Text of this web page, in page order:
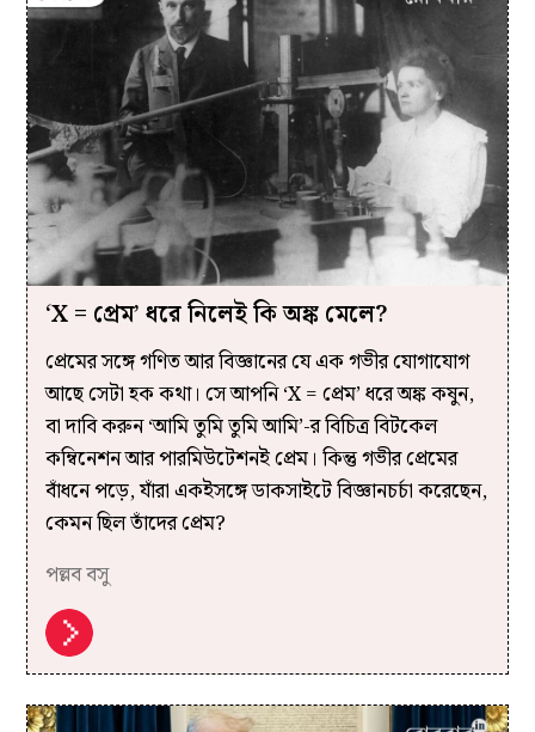
‘X = প্রেম’ ধরে নিলেই কি অঙ্ক মেলে?
প্রেমের সঙ্গে গণিত আর বিজ্ঞানের যে এক গভীর যোগাযোগ
আছে সেটা হক কথা। সে আপনি ‘X = প্রেম’ ধরে অঙ্ক কষুন,
বা দাবি করুন ‘আমি তুমি তুমি আমি’-র বিচিত্র বিটকেল
কম্বিনেশন আর পারমিউটেশনই প্রেম। কিন্তু গভীর প্রেমের
বাঁধনে পড়ে, যাঁরা একইসঙ্গে ডাকসাইটে বিজ্ঞানচর্চা করেছেন,
কেমন ছিল তাঁদের প্রেম?
পল্লব বসু